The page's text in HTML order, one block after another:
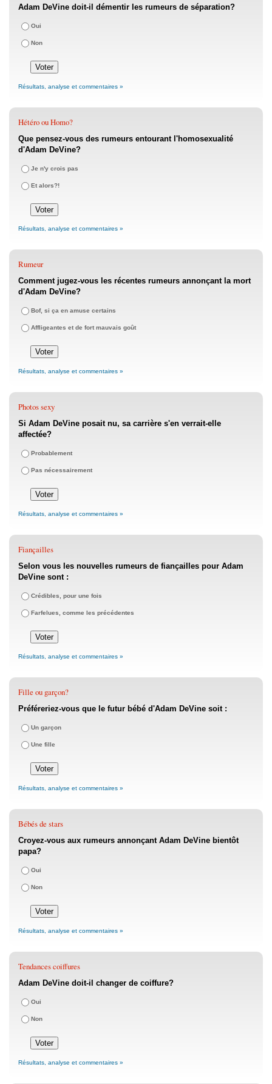
Adam DeVine doit-il démentir les rumeurs de séparation?
Oui
Non
Résultats, analyse et commentaires »
Hétéro ou Homo?
Que pensez-vous des rumeurs entourant l'homosexualité
d'Adam DeVine?
Je n'y crois pas
Et alors?!
Résultats, analyse et commentaires »
Rumeur
Comment jugez-vous les récentes rumeurs annonçant la mort
d'Adam DeVine?
Bof, si ça en amuse certains
Affligeantes et de fort mauvais goût
Résultats, analyse et commentaires »
Photos sexy
Si Adam DeVine posait nu, sa carrière s'en verrait-elle
affectée?
Probablement
Pas nécessairement
Résultats, analyse et commentaires »
Fiançailles
Selon vous les nouvelles rumeurs de fiançailles pour Adam
DeVine sont :
Crédibles, pour une fois
Farfelues, comme les précédentes
Résultats, analyse et commentaires »
Fille ou garçon?
Préféreriez-vous que le futur bébé d'Adam DeVine soit :
Un garçon
Une fille
Résultats, analyse et commentaires »
Bébés de stars
Croyez-vous aux rumeurs annonçant Adam DeVine bientôt
papa?
Oui
Non
Résultats, analyse et commentaires »
Tendances coiffures
Adam DeVine doit-il changer de coiffure?
Oui
Non
Résultats, analyse et commentaires »